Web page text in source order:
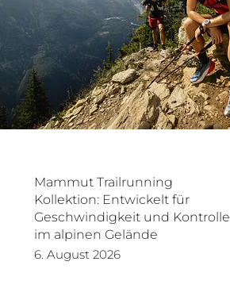
Mammut Trailrunning
Kollektion: Entwickelt für
Geschwindigkeit und Kontrolle
im alpinen Gelände
6. August 2026